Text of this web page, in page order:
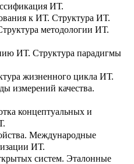
ИТ.
к ИТ. Структура ИТ.
методологии ИТ.
ИТ. Структура парадигмы
жизненного цикла ИТ.
измерений качества.
концептуальных и
Международные
ИТ.
систем. Эталонные